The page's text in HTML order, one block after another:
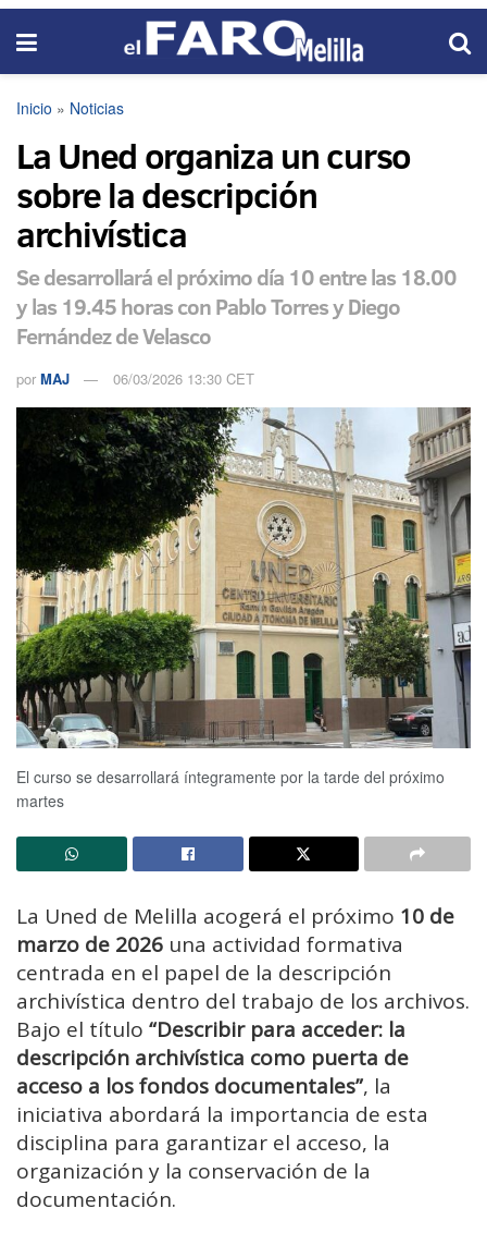
Inicio » Noticias
La Uned organiza un curso
sobre la descripción
archivística
Se desarrollará el próximo día 10 entre las 18.00
y las 19.45 horas con Pablo Torres y Diego
Fernández de Velasco
por MAJ 06/03/2026 13:30 CET
El curso se desarrollará íntegramente por la tarde del próximo
martes
La Uned de Melilla acogerá el próximo 10 de
marzo de 2026 una actividad formativa
centrada en el papel de la descripción
archivística dentro del trabajo de los archivos.
Bajo el título “Describir para acceder: la
descripción archivística como puerta de
acceso a los fondos documentales”, la
iniciativa abordará la importancia de esta
disciplina para garantizar el acceso, la
organización y la conservación de la
documentación.